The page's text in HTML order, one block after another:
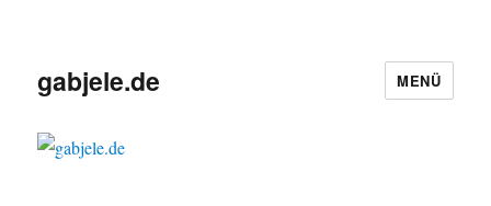
gabjele.de MENÜ